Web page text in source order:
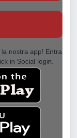
nostra app! Entra
in Social login.